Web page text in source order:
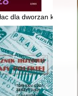
Lednicki : Lednica
dla dworzan